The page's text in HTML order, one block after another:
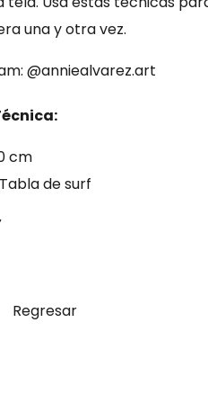
una y otra vez.
@anniealvarez.art
cm
de surf
Regresar